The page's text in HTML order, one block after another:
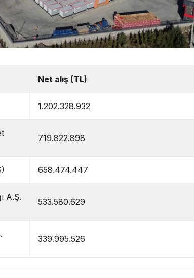
Net alış (TL)
1.202.328.932
719.822.898
658.474.447
A.Ş.
533.580.629
339.995.526